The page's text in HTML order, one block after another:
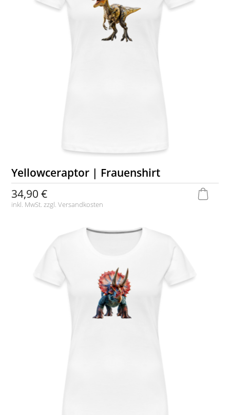
Yellowceraptor | Frauenshirt
34,90 €
inkl. MwSt. zzgl.Versandkosten